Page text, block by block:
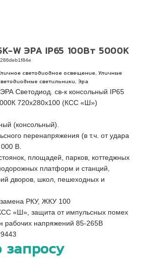
W ЭРА IP65 100Вт 5000К
светодиодное освещение
Уличные
светильники
Эра
Светодиод. св-к консольный IP65
720x280x100 (КСС «Ш»)
(консольный).
перенапряжения (в т.ч. от удара
В.
площадей, парков, коттеджных
платформ и станций,
дворов, школ, пешеходных и
замена РКУ, ЖКУ 100
«Ш», защита от импульсных помех
рабочих напряжений 85-265В
запросу